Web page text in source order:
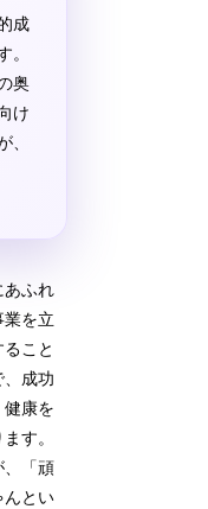
成
。
奥
け
、
あふれ
業を立
こと
、成功
健康を
す。
、「頑
んとい